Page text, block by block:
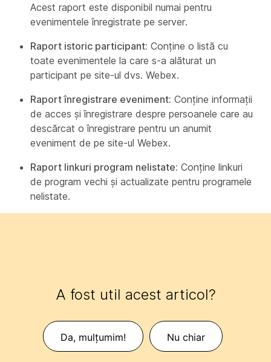
Acest raport este disponibil numai pentru
evenimentele înregistrate pe server.
Raport istoric participant: Conține o listă cu
toate evenimentele la care s-a alăturat un
participant pe site-ul dvs. Webex.
Raport înregistrare eveniment: Conține informații
de acces și înregistrare despre persoanele care au
descărcat o înregistrare pentru un anumit
eveniment de pe site-ul Webex.
Raport linkuri program nelistate: Conține linkuri
de program vechi și actualizate pentru programele
nelistate.
A fost util acest articol?
Da, mulțumim! Nu chiar